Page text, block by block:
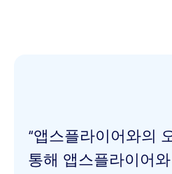
“앱스플라이어와의
통해 앱스플라이어